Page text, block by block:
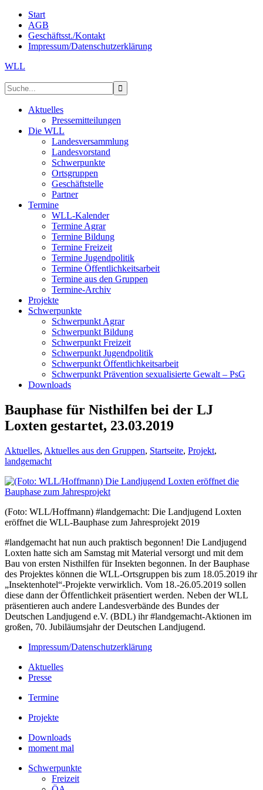
Start
AGB
Geschäftsst./Kontakt
Impressum/Datenschutzerklärung
WLL
Aktuelles
Pressemitteilungen
Die WLL
Landesversammlung
Landesvorstand
Schwerpunkte
Ortsgruppen
Geschäftstelle
Partner
Termine
WLL-Kalender
Termine Agrar
Termine Bildung
Termine Freizeit
Termine Jugendpolitik
Termine Öffentlichkeitsarbeit
Termine aus den Gruppen
Termine-Archiv
Projekte
Schwerpunkte
Schwerpunkt Agrar
Schwerpunkt Bildung
Schwerpunkt Freizeit
Schwerpunkt Jugendpolitik
Schwerpunkt Öffentlichkeitsarbeit
Schwerpunkt Prävention sexualisierte Gewalt – PsG
Downloads
Bauphase für Nisthilfen bei der LJ
Loxten gestartet, 23.03.2019
Aktuelles, Aktuelles aus den Gruppen, Startseite, Projekt,
landgemacht
(Foto: WLL/Hoffmann) #landgemacht: Die Landjugend Loxten
eröffnet die WLL-Bauphase zum Jahresprojekt 2019
#landgemacht hat nun auch praktisch begonnen! Die Landjugend
Loxten hatte sich am Samstag mit Material versorgt und mit dem
Bau von ersten Nisthilfen für Insekten begonnen. In der Bauphase
des Projektes können die WLL-Ortsgruppen bis zum 18.05.2019 ihr
„Insektenhotel“-Projekte verwirklich. Vom 18.-26.05.2019 sollen
diese dann der Öffentlichkeit präsentiert werden. Neben der WLL
präsentieren auch andere Landesverbände des Bundes der
Deutschen Landjugend e.V. (BDL) ihr #landgemacht-Aktionen im
großen, 70. Jubiläumsjahr der Deutschen Landjugend.
Impressum/Datenschutzerklärung
Aktuelles
Presse
Termine
Projekte
Downloads
moment mal
Schwerpunkte
Freizeit